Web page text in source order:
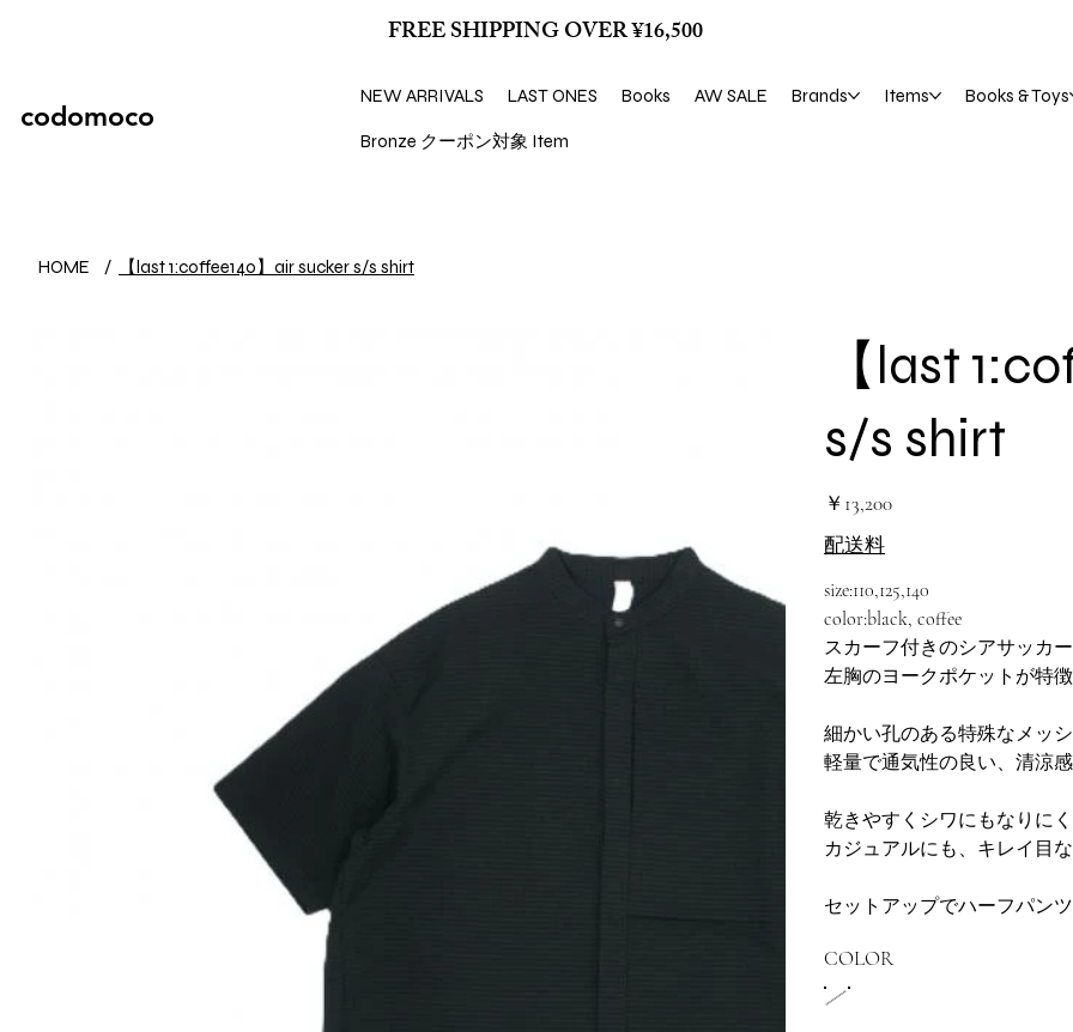
FREE SHIPPING OVER ¥16,500
codomoco
NEW ARRIVALS LAST ONES Books AW SALE Brands Items Books & Toys
Bronze クーポン対象 Item
HOME / 【last 1:coffee140】air sucker s/s shirt
【last
s/s shirt
価
格
￥13,200
配送料
size:110,125,140
color:black, coffee
スカーフ付きのシアサッカ
左胸のヨークポケットが特
細かい孔のある特殊なメッ
軽量で通気性の良い、清涼
乾きやすくシワにもなりに
カジュアルにも、キレイ目
セットアップでハーフパンツ
COLOR